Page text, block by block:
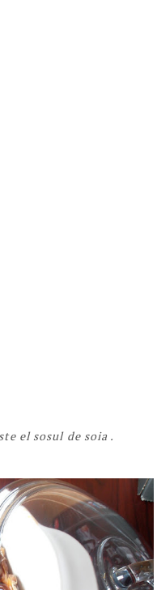
el sosul de soia .